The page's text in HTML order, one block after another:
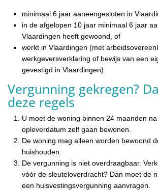
minimaal 6 jaar aaneengesloten in
in de afgelopen 10 jaar minimaal 6 jaar
Vlaardingen heeft gewoond, of
werkt in Vlaardingen (met
werkgeversverklaring of bewijs van een
gevestigd in Vlaardingen)
Vergunning gekregen?
deze regels
U moet de woning binnen 24 maanden
opleverdatum zelf gaan bewonen.
De woning mag alleen worden bewoond
huishouden.
De vergunning is niet overdraagbaar.
vóór de sleuteloverdracht? Dan moet de
een huisvestingsvergunning aanvragen.